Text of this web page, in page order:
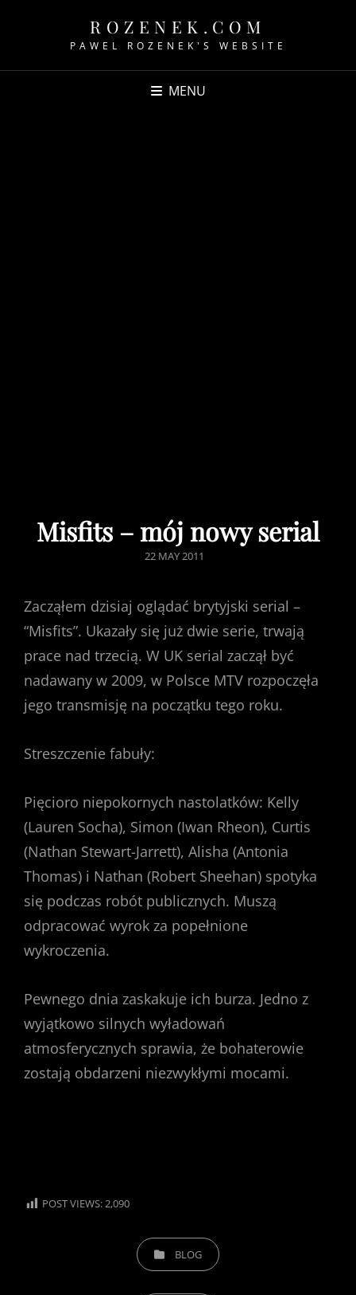
ROZENEK.COM
PAWEL ROZENEK'S WEBSITE
MENU
Misfits – mój nowy serial
POSTED
22 MAY 2011
Zacząłem dzisiaj oglądać brytyjski serial –
“Misfits”. Ukazały się już dwie serie, trwają
prace nad trzecią. W UK serial zaczął być
nadawany w 2009, w Polsce MTV rozpoczęła
jego transmisję na początku tego roku.
Streszczenie fabuły:
Pięcioro niepokornych nastolatków: Kelly
(Lauren Socha), Simon (Iwan Rheon), Curtis
(Nathan Stewart-Jarrett), Alisha (Antonia
Thomas) i Nathan (Robert Sheehan) spotyka
się podczas robót publicznych. Muszą
odpracować wyrok za popełnione
wykroczenia.
Pewnego dnia zaskakuje ich burza. Jedno z
wyjątkowo silnych wyładowań
atmosferycznych sprawia, że bohaterowie
zostają obdarzeni niezwykłymi mocami.
POST VIEWS:2,090
CATEGORIESBLOG